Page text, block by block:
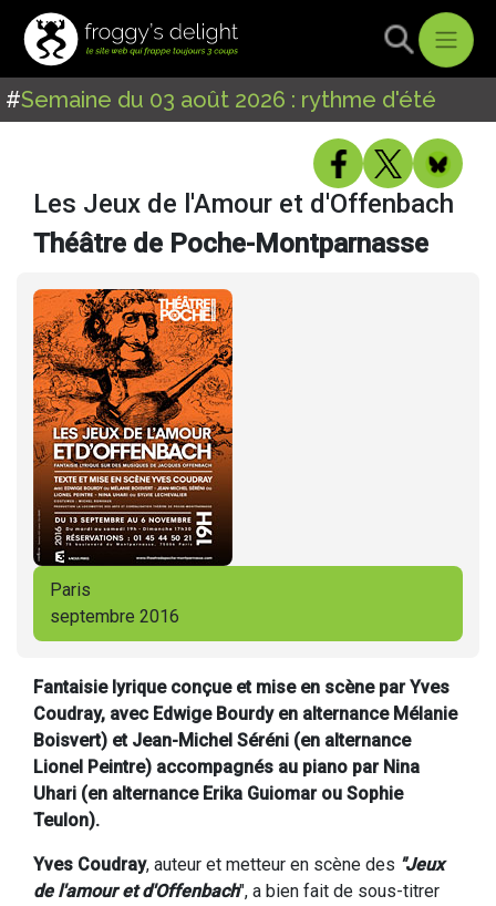
#Semaine du 03 août 2026 : rythme d'été
Les Jeux de l'Amour et d'Offenbach
Théâtre de Poche-Montparnasse
Paris
septembre 2016
Fantaisie lyrique conçue et mise en scène par Yves
Coudray, avec Edwige Bourdy en alternance Mélanie
Boisvert) et Jean-Michel Séréni (en alternance
Lionel Peintre) accompagnés au piano par Nina
Uhari (en alternance Erika Guiomar ou Sophie
Teulon).
Yves Coudray, auteur et metteur en scène des "Jeux
de l'amour et d'Offenbach", a bien fait de sous-titrer